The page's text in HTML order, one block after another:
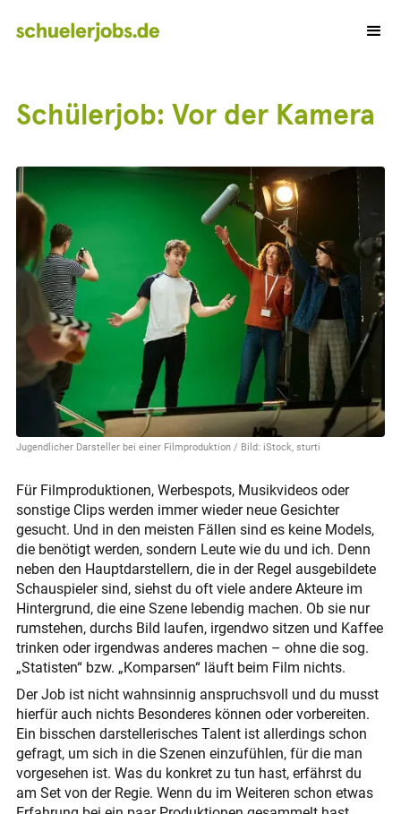
Schülerjob: Vor der Kamera
Jugendlicher Darsteller bei einer Filmproduktion / Bild: iStock, sturti
Für Filmproduktionen, Werbespots, Musikvideos oder
sonstige Clips werden immer wieder neue Gesichter
gesucht. Und in den meisten Fällen sind es keine Models,
die benötigt werden, sondern Leute wie du und ich. Denn
neben den Hauptdarstellern, die in der Regel ausgebildete
Schauspieler sind, siehst du oft viele andere Akteure im
Hintergrund, die eine Szene lebendig machen. Ob sie nur
rumstehen, durchs Bild laufen, irgendwo sitzen und Kaffee
trinken oder irgendwas anderes machen – ohne die sog.
„Statisten“ bzw. „Komparsen“ läuft beim Film nichts.
Der Job ist nicht wahnsinnig anspruchsvoll und du musst
hierfür auch nichts Besonderes können oder vorbereiten.
Ein bisschen darstellerisches Talent ist allerdings schon
gefragt, um sich in die Szenen einzufühlen, für die man
vorgesehen ist. Was du konkret zu tun hast, erfährst du
am Set von der Regie. Wenn du im Weiteren schon etwas